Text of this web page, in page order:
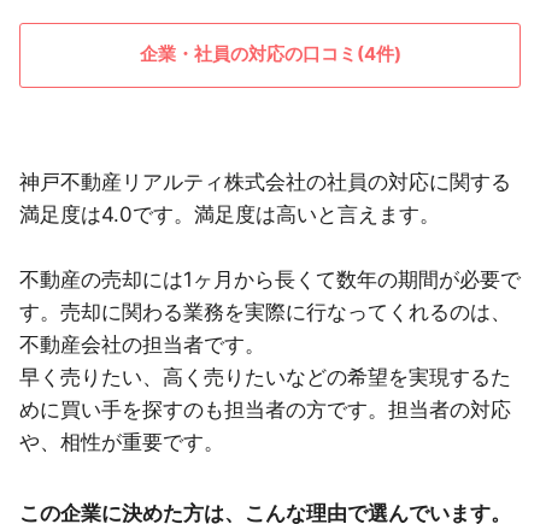
企業・社員の対応の口コミ(4件)
神戸不動産リアルティ株式会社の社員の対応に関する
満足度は4.0です。満足度は高いと言えます。
不動産の売却には1ヶ月から長くて数年の期間が必要で
す。売却に関わる業務を実際に行なってくれるのは、
不動産会社の担当者です。
早く売りたい、高く売りたいなどの希望を実現するた
めに買い手を探すのも担当者の方です。担当者の対応
や、相性が重要です。
この企業に決めた方は、こんな理由で選んでいます。